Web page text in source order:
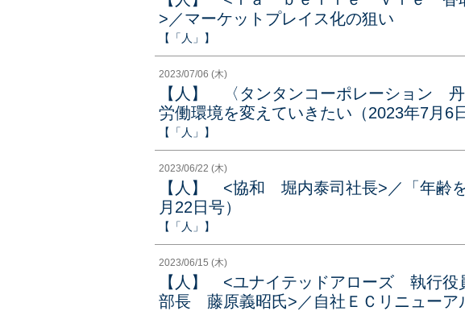
>／マーケットプレイス化の狙い
【「人」】
2023/07/06 (木)
【人】 〈タンタンコーポレーション
労働環境を変えていきたい（2023年7月6
【「人」】
2023/06/22 (木)
【人】 <協和 堀内泰司社長>／「年齢
月22日号）
【「人」】
2023/06/15 (木)
【人】 <ユナイテッドアローズ 執行
部長 藤原義昭氏>／自社ＥＣリニューア